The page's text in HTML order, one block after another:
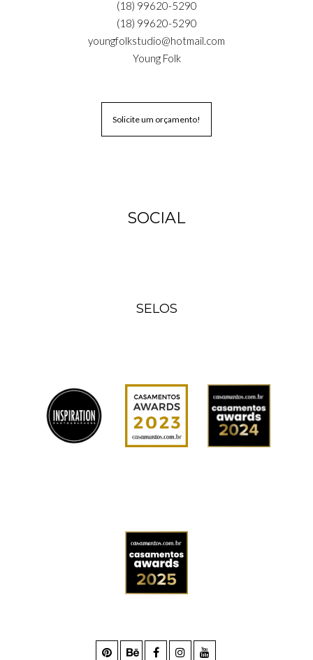
(18) 99620-5290
(18) 99620-5290
youngfolkstudio@hotmail.com
Young Folk
Solicite um orçamento!
SOCIAL
SELOS